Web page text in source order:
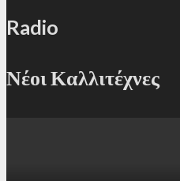
Radio
Νέοι Καλλιτέχνες